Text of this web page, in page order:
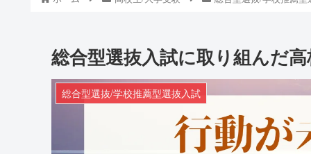
総合型選抜入試に取り組んだ
総合型選抜/学校推薦型選抜入試